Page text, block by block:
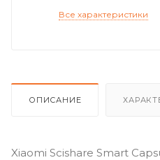
Все характеристики
ОПИСАНИЕ
Xiaomi Scishare Smart